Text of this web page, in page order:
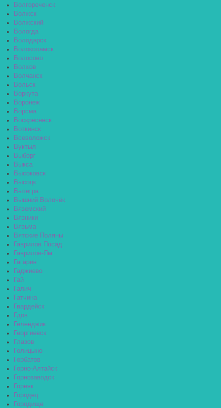
Волгореченск
Волжск
Волжский
Вологда
Володарск
Волоколамск
Волосово
Волхов
Волчанск
Вольск
Воркута
Воронеж
Ворсма
Воскресенск
Воткинск
Всеволожск
Вуктыл
Выборг
Выкса
Высоковск
Высоцк
Вытегра
Вышний Волочёк
Вяземский
Вязники
Вязьма
Вятские Поляны
Гаврилов Посад
Гаврилов-Ям
Гагарин
Гаджиево
Гай
Галич
Гатчина
Гвардейск
Гдов
Геленджик
Георгиевск
Глазов
Голицыно
Горбатов
Горно-Алтайск
Горнозаводск
Горняк
Городец
Городище